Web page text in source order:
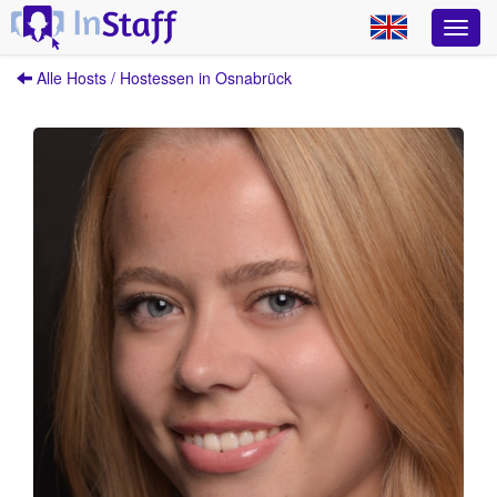
Alle Hosts / Hostessen in Osnabrück